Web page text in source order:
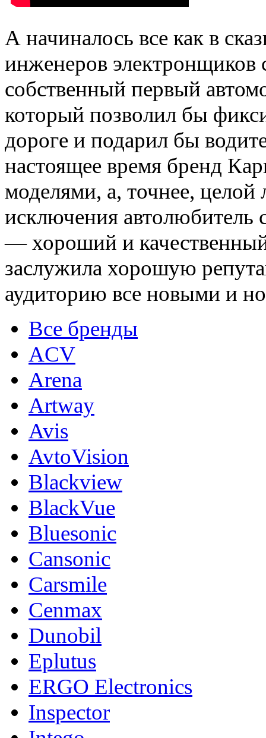
А начиналось все как в
инженеров электронщиков
собственный первый
который позволил бы
дороге и подарил бы
настоящее время бренд
моделями, а, точнее,
исключения автолюбитель
— хороший и
заслужила хорошую
аудиторию все новыми и
Все бренды
ACV
Arena
Artway
Avis
AvtoVision
Blackview
BlackVue
Bluesonic
Cansonic
Carsmile
Cenmax
Dunobil
Eplutus
ERGO Electronics
Inspector